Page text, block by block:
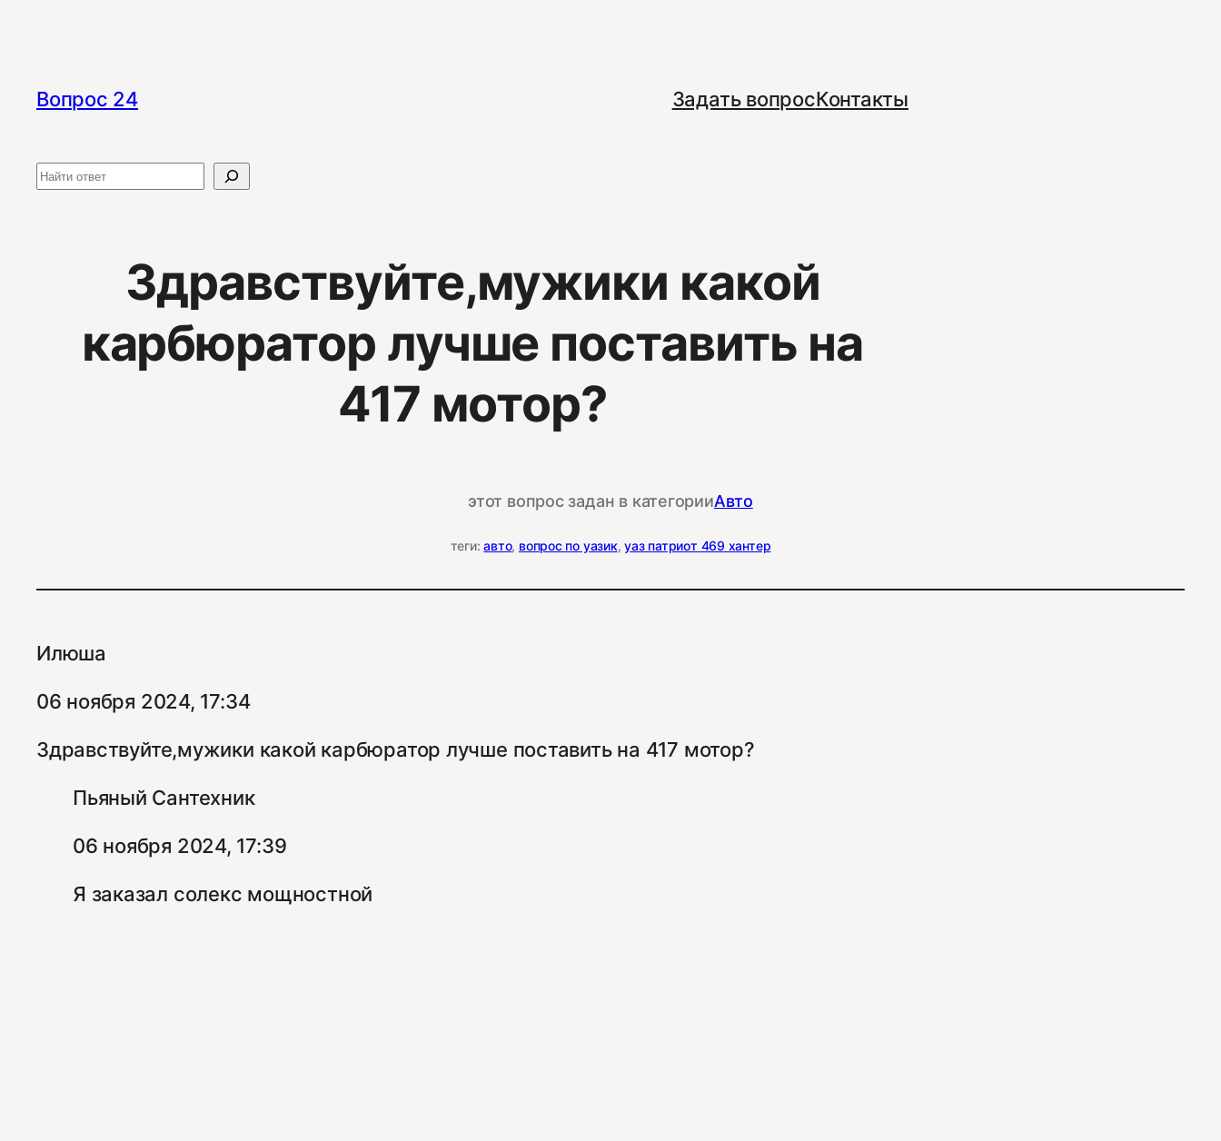
Вопрос 24
Задать вопросКонтакты
Поиск
Здравствуйте,мужики какой
карбюратор лучше поставить на
417 мотор?
этот вопрос задан в категорииАвто
теги:авто, вопрос по уазик, уаз патриот 469 хантер
Илюша
06 ноября 2024, 17:34
Здравствуйте,мужики какой карбюратор лучше поставить на 417 мотор?
Пьяный Сантехник
06 ноября 2024, 17:39
Я заказал солекс мощностной